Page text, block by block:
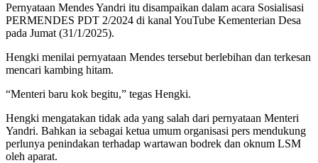
Pernyataan Mendes Yandri itu disampaikan dalam acara Sosialisasi
PERMENDES PDT 2/2024 di kanal YouTube Kementerian Desa
pada Jumat (31/1/2025).
Hengki menilai pernyataan Mendes tersebut berlebihan dan terkesan
mencari kambing hitam.
“Menteri baru kok begitu,” tegas Hengki.
Hengki mengatakan tidak ada yang salah dari pernyataan Menteri
Yandri. Bahkan ia sebagai ketua umum organisasi pers mendukung
perlunya penindakan terhadap wartawan bodrek dan oknum LSM
oleh aparat.